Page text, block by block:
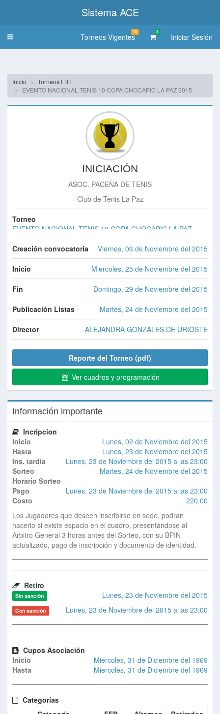
Sistema ACE
Toggle
Torneos Vigentes
10 3
Iniciar Sesión
Inicio
Torneos FBT
EVENTO NACIONAL TENIS 10 COPA CHOCAPIC LA PAZ 2015
INICIACIÓN
ASOC. PACEÑA DE TENIS
Club de Tenis La Paz
Torneo
EVENTO NACIONAL TENIS 10 COPA CHOCAPIC LA PAZ
Creación convocatoria
Viernes, 06 de Noviembre del 2015
Inicio Miercoles, 25 de Noviembre del 2015
Fin Domingo, 29 de Noviembre del 2015
Publicación Listas Martes, 24 de Noviembre del 2015
Director ALEJANDRA GONZALES DE URIOSTE
Reporte del Torneo (pdf)
Ver cuadros y programación
Información importante
Incripcion
Inicio
Lunes, 02 de Noviembre del 2015
Hasta
Lunes, 23 de Noviembre del 2015
Ins. tardía
Lunes, 23 de Noviembre del 2015 a las 23:00
Sorteo
Martes, 24 de Noviembre del 2015
Horario Sorteo
Pago
Lunes, 23 de Noviembre del 2015 a las 23:00
Costo
220.00
Los Jugadores que deseen inscribirse en sede, podran
hacerlo si existe espacio en el cuadro, presentándose al
Arbitro General 3 horas antes del Sorteo, con su BPIN
actualizado, pago de inscripción y documento de identidad.
Retiro
Sin sanción Lunes, 23 de Noviembre del 2015
Con sanción Lunes, 23 de Noviembre del 2015 a las 23:00
Cupos Asociación
Inicio
Miercoles, 31 de Diciembre del 1969
Hasta
Miercoles, 31 de Diciembre del 1969
Categorías